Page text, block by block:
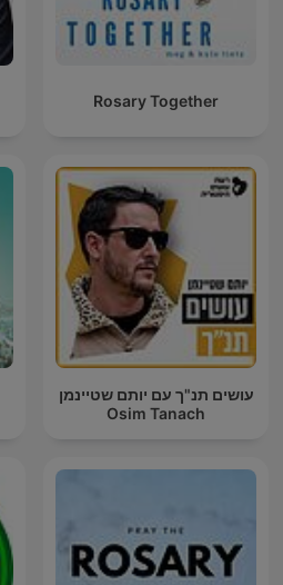
Rosary Together
עושים תנ"ך עם יותם שטיינמן
Osim Tanach